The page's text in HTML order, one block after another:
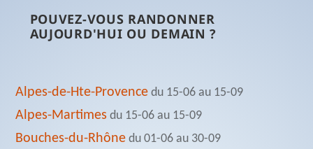
POUVEZ-VOUS RANDONNER
AUJOURD'HUI OU DEMAIN ?
Alpes-de-Hte-Provence du 15-06 au 15-09
Alpes-Martimes du 15-06 au 15-09
Bouches-du-Rhône du 01-06 au 30-09